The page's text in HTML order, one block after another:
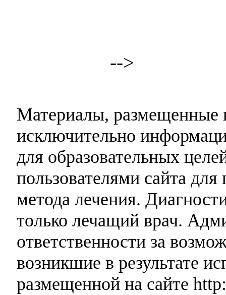
-->
Материалы, размещенные
исключительно
для образовательных
пользователями сайта
метода лечения.
только лечащий врач.
ответственности за
возникшие в результате
размещенной на сайте